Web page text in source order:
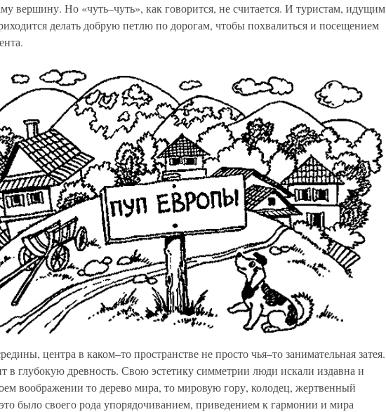
вершину. Но «чуть–чуть», как говорится, не считается. И туристам, идущим
делать добрую петлю по дорогам, чтобы похвалиться и посещением
центра в каком–то пространстве не просто чья–то занимательная затея.
в глубокую древность. Свою эстетику симметрии люди искали издавна и
воображении то дерево мира, то мировую гору, колодец, жертвенный
было своего рода упорядочиванием, приведением к гармонии и мира